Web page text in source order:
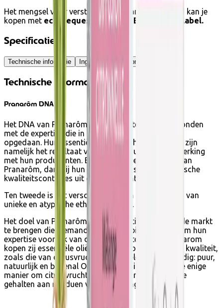
Het mengsel voor verstuiver baby van citroenkruid kan je
kopen met ecocheques dankzij het Ecogarantie label.
Specificaties
Technische informatie Ingrediënten Gebruiksadvies
Technische informatie
Pranarôm DNA
Het DNA van Pranarôm is in de eerste plaats verbonden
met de expertise die in de afgelopen dertig jaar is
opgedaan. Hun essentiële oliën van hoge kwaliteit zijn
namelijk het resultaat van een langdurige samenwerking
met hun producenten. Bovendien voert het team van
Pranarôm, dankzij hun ervaring, fysische en chemische
kwaliteitscontroles uit op elke essentiële olie.
Ten tweede is het verschil gelegen in het verkrijgen van
unieke en atypische etherische oliën.
Het doel van Pranarôm is om essentiële oliën op de markt
te brengen die niemand anders aanbiedt. En ook om hun
expertise voor elk van deze oliën in te brengen. Daarom
kopen zij essentiële oliën van de hoogst mogelijke kwaliteit,
zoals die van citrusvruchten. Hun beleid is eenvoudig: puur,
natuurlijk en bovenal ORGANISCH. Biologisch is de enige
manier om citrusvruchten te krijgen met de laagste
gehalten aan residuen van bestrijdingsmiddelen.